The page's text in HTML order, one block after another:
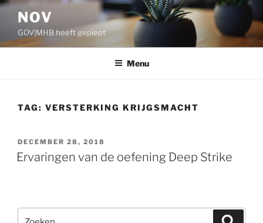
Ga
inhoud
NOV
GOV|MHB heeft gepiept
Menu
TAG: VERSTERKING KRIJGSMACHT
GEPLAATST
OP
DECEMBER 28, 2018
Ervaringen van de oefening Deep Strike